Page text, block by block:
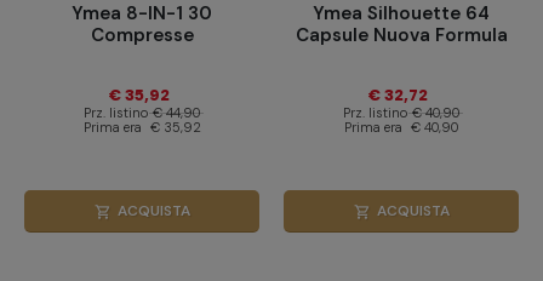
Ymea 8-IN-1 30
Compresse
€ 35,92
Prz. listino € 44,90
Prima era € 35,92
shopping_cart ACQUISTA
Ymea Silhouette 64
Capsule Nuova Formula
€ 32,72
Prz. listino € 40,90
Prima era € 40,90
shopping_cart ACQUISTA